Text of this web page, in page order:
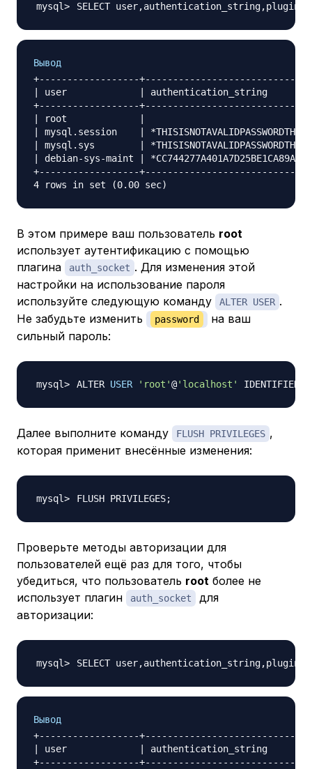
SELECT
Вывод
+------------------
| user             | authentication_string
+------------------
| root             |
| mysql.session    |
| mysql.sys        |
| debian-sys-maint |
+------------------
В этом примере ваш пользователь root
использует аутентификацию с помощью
плагина
auth_socket . Для изменения этой
настройки на использование пароля
используйте следующую команду
ALTER USER .
Не забудьте изменить
password
на ваш
сильный пароль:
ALTER USER 'root'@'localhost' IDENTIFIED
Далее выполните команду FLUSH PRIVILEGES ,
которая применит внесённые изменения:
FLUSH PRIVILEGES;
Проверьте методы авторизации для
пользователей ещё раз для того, чтобы
убедиться, что пользователь root более не
использует плагин
auth_socket
для
авторизации:
SELECT
Вывод
+------------------
| user             | authentication_string
+------------------